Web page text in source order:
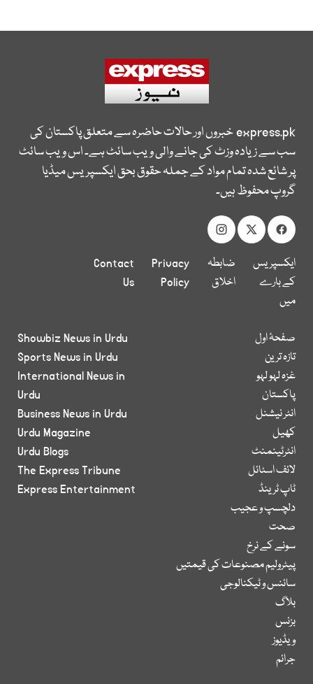
express.pkخبروں اور حالات حاضرہ سے متعلق پاکستان کی
سب سے زیادہ وزٹ کی جانے والی ویب سائٹ ہے۔ اس ویب سائٹ
پر شائع شدہ تمام مواد کے جملہ حقوق بحق ایکسپریس میڈیا
گروپ محفوظ ہیں۔
ایکسپریس
کے بارے
میں
ضابطہ
اخلاق
Privacy
Policy
Contact
Us
صفحۂ اول
تازہ ترین
غزہ لہو لہو
پاکستان
انٹر نیشنل
کھیل
انٹرٹینمنٹ
لائف اسٹائل
ٹاپ ٹرینڈ
دلچسپ و عجیب
صحت
سونے کے نرخ
پیٹرولیم مصنوعات کی قیمتیں
سائنس و ٹیکنالوجی
بلاگ
بزنس
ویڈیوز
جرائم
Showbiz News in Urdu
Sports News in Urdu
International News in
Urdu
Business News in Urdu
Urdu Magazine
Urdu Blogs
The Express Tribune
Express Entertainment